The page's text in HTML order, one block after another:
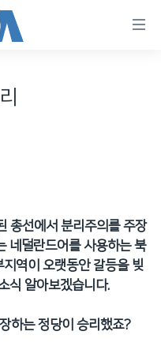
총선에서 분리주의를 주장
네덜란드어를 사용하는 북
역이 오랫동안 갈등을 빚
식 알아보겠습니다.
하는 정당이 승리했죠?